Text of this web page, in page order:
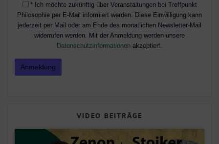
* Ich möchte zukünftig über Veranstaltungen bei Treffpunkt
Philosophie per E-Mail informiert werden. Diese Einwilligung kann
jederzeit per Mail oder am Ende des monatlichen Newsletter-Mail
widerrufen werden. Mit der Anmeldung werden unsere
Datenschutzinformationen akzeptiert.
VIDEO BEITRÄGE